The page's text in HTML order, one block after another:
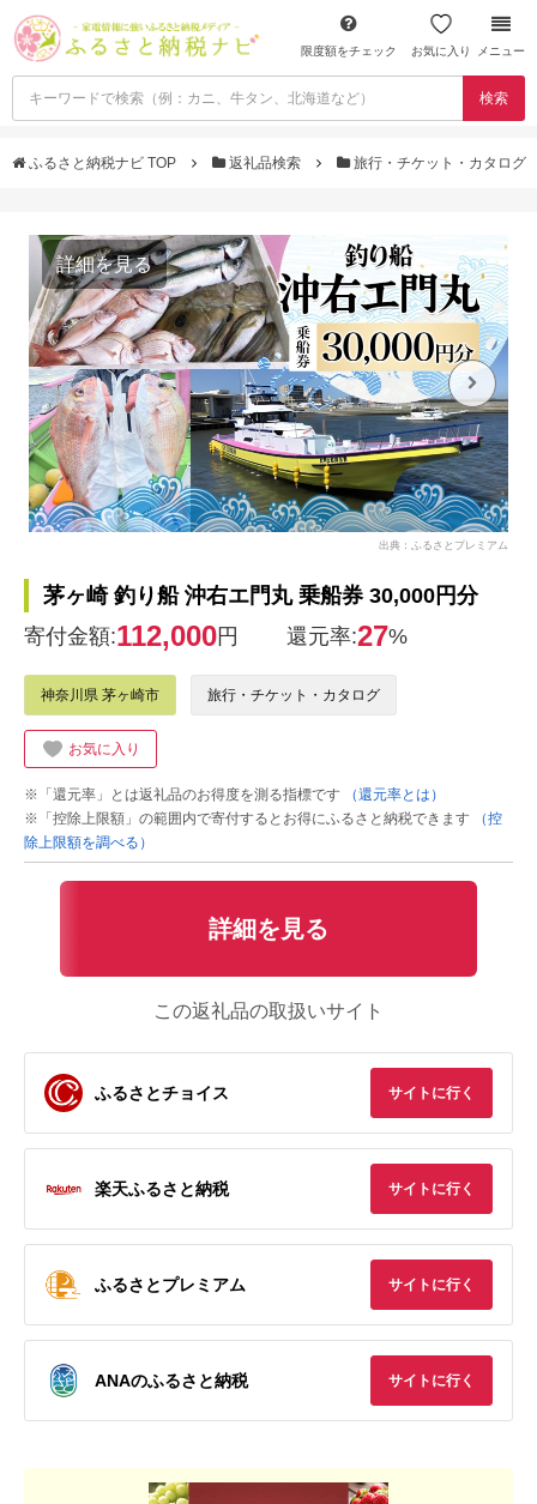
限度額をチェック お気に入り メニュー
検索
ふるさと納税ナビ TOP 返礼品検索 旅行・チケット・カタログ
詳細を見る
出典：ふるさとプレミアム
茅ヶ崎 釣り船 沖右エ門丸 乗船券 30,000円分
寄付金額:112,000円 還元率:27%
神奈川県 茅ヶ崎市 旅行・チケット・カタログ
お気に入り
※「還元率」とは返礼品のお得度を測る指標です
（還元率とは）
※「控除上限額」の範囲内で寄付するとお得にふるさと納税できます
（控
除上限額を調べる）
詳細を見る
この返礼品の取扱いサイト
ふるさとチョイス サイトに行く
楽天ふるさと納税 サイトに行く
ふるさとプレミアム サイトに行く
ANAのふるさと納税 サイトに行く